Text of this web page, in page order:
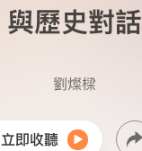
與歷史對話
劉燦樑
立即收聽